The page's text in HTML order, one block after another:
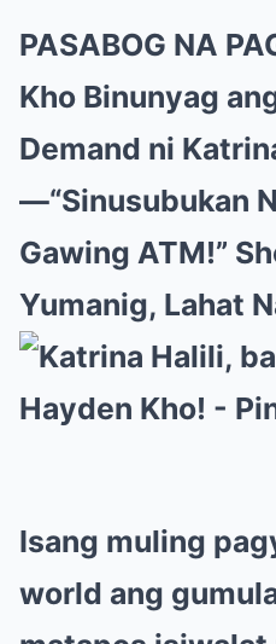
PASABOG NA
Kho Binunyag
Demand ni
—“Sinusubukan
Gawing ATM!”
Yumanig, Lahat
Isang muling
world ang